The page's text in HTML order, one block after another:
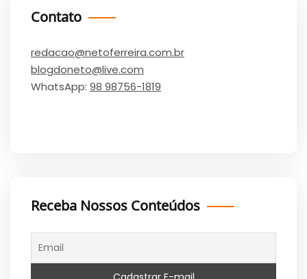
Contato
redacao@netoferreira.com.br
blogdoneto@live.com
WhatsApp: 98 98756-1819
Receba Nossos Conteúdos